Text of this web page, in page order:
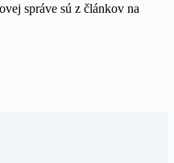
správe sú z článkov na